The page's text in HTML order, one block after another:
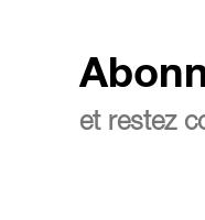
et restez